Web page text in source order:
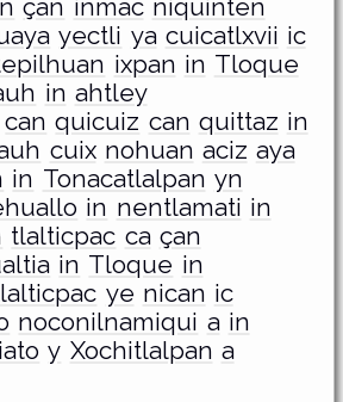
çan inmac niquinten
yectli ya cuicatlxvii ic
ixpan in Tloque
in ahtley
can quicuiz can quittaz in
cuix nohuan aciz aya
in Tonacatlalpan yn
in nentlamati in
tlalticpac ca çan
in Tloque in
ye nican ic
noconilnamiqui a in
y Xochitlalpan a